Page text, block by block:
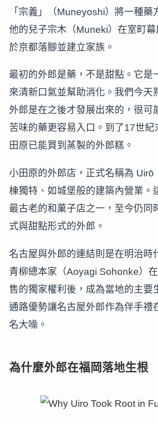
「宗義」（Muneyoshi）將一種藥
他的兒子宗木（Muneki）在室町幕
於京都落腳並建立家族。
最初的外郎是藥，不是甜點。它是
來清新口氣並幫助消化。我們今天
外郎是在之後才發展出來的，很可
苦味的藥更容易入口。到了17世紀
田原已能買到蒸製的外郎糕。
小田原的外郎店，正式名稱為 Uirō
棟獨特、如城堡般的建築內營業。
最古老的和菓子店之一，至今仍同
式與甜點形式的外郎。
名古屋與外郎的連結則是在明治時
青柳總本家（Aoyagi Sohonke）
售的獨家權利後，成為當地的主要
通路優勢讓名古屋外郎作為伴手禮
名大噪。
為什麼外郎在福岡落地生根